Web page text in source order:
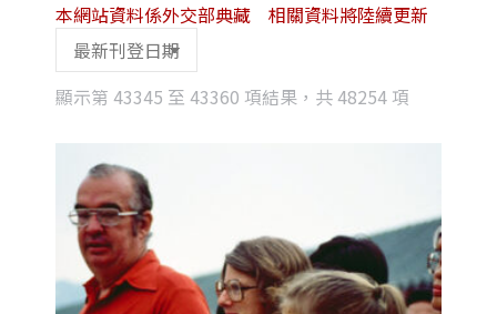
顯示第 43345 至 43360 項結果，共 48254 項
本網站資料係外交部典藏 相關資料將陸續更新